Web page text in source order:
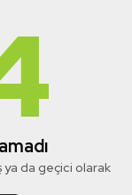
ya da geçici olarak